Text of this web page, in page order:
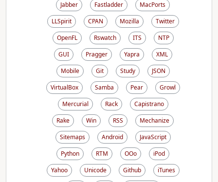
Jabber
Fastladder
MacPorts
LLSpirit
CPAN Mozilla
Twitter
OpenFL
Rswatch ITS
NTP
GUI
Pragger Yapra
XML
Mobile
Git Study
JSON
VirtualBox
Samba Pear
Growl
Mercurial
Rack
Capistrano
Rake
Win RSS
Mechanize
Sitemaps
Android
JavaScript
Python
RTM OOo
iPod
Yahoo
Unicode Github
iTunes